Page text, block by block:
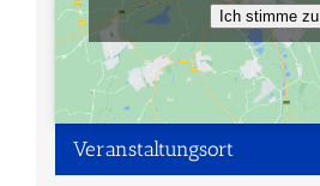
Veranstaltungsort
Ich stimme zu